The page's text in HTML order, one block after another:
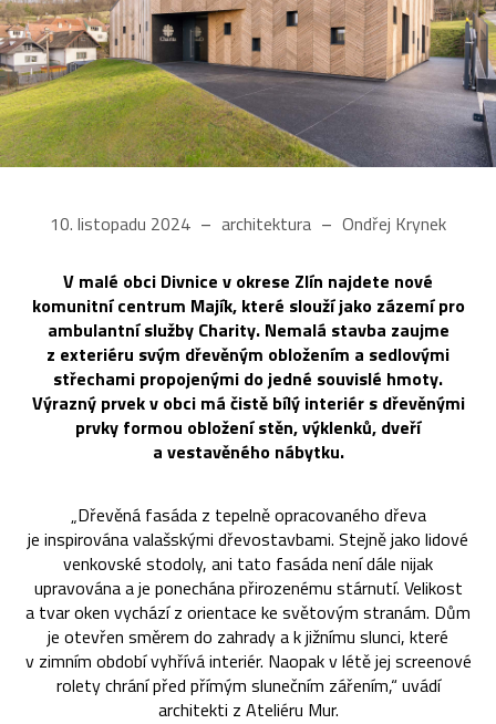
10. listopadu 2024 architektura Ondřej Krynek
V malé obci Divnice v okrese Zlín najdete nové
komunitní centrum Majík, které slouží jako zázemí pro
ambulantní služby Charity. Nemalá stavba zaujme
z exteriéru svým dřevěným obložením a sedlovými
střechami propojenými do jedné souvislé hmoty.
Výrazný prvek v obci má čistě bílý interiér s dřevěnými
prvky formou obložení stěn, výklenků, dveří
a vestavěného nábytku.
„Dřevěná fasáda z tepelně opracovaného dřeva
je inspirována valašskými dřevostavbami. Stejně jako lidové
venkovské stodoly, ani tato fasáda není dále nijak
upravována a je ponechána přirozenému stárnutí. Velikost
a tvar oken vychází z orientace ke světovým stranám. Dům
je otevřen směrem do zahrady a k jižnímu slunci, které
v zimním období vyhřívá interiér. Naopak v létě jej screenové
rolety chrání před přímým slunečním zářením,“ uvádí
architekti z Ateliéru Mur.